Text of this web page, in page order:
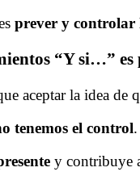
prever y controlar
“Y si…”
aceptar la idea de
tenemos el control.
y contribuye